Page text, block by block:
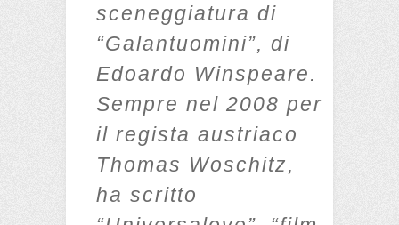
sceneggiatura di
“Galantuomini”, di
Edoardo Winspeare.
Sempre nel 2008 per
il regista austriaco
Thomas Woschitz,
ha scritto